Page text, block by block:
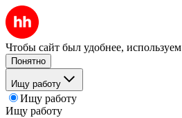
Чтобы сайт был удобнее, используем
Понятно
Ищу работу
Ищу работу
Ищу работу